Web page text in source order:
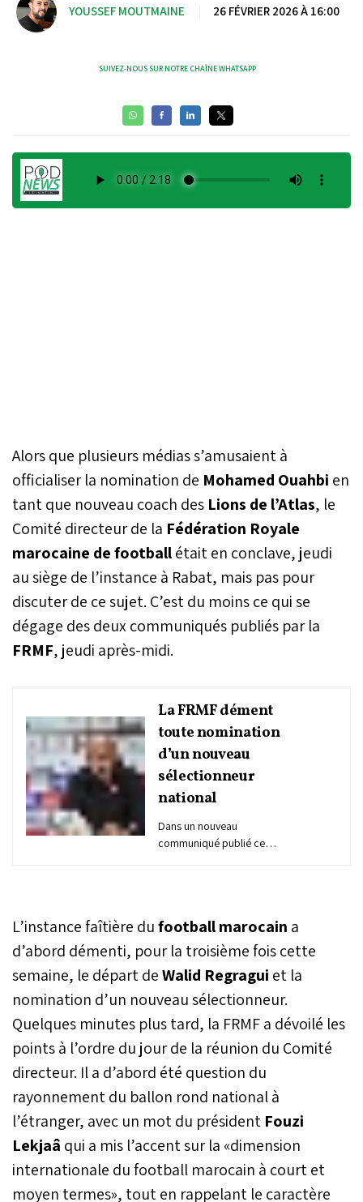
YOUSSEF MOUTMAINE 26 FÉVRIER 2026 À 16:00
SUIVEZ-NOUS SUR NOTRE CHAÎNE WHATSAPP
Alors que plusieurs médias s’amusaient à
officialiser la nomination de Mohamed Ouahbi en
tant que nouveau coach des Lions de l’Atlas, le
Comité directeur de la Fédération Royale
marocaine de footballétait en conclave, jeudi
au siège de l’instance à Rabat, mais pas pour
discuter de ce sujet. C’est du moins ce qui se
dégage des deux communiqués publiés par la
FRMF, jeudi après-midi.
La FRMF dément
toute nomination
d’un nouveau
sélectionneur
national
Dans un nouveau
communiqué publié ce
informations relayées ces
dernières heures
d’un nouveau
sélectionneur national.
L’instance faîtière dufootball marocain a
d’abord démenti, pour la troisième fois cette
semaine, le départ deWalid Regragui et la
nomination d’un nouveau sélectionneur.
Quelques minutes plus tard, la FRMF a dévoilé les
points à l’ordre du jour de la réunion du Comité
directeur. Il a d’abord été question du
rayonnement du ballon rond national à
l’étranger, avec un mot du président Fouzi
Lekjaâ qui a mis l’accent sur la «dimension
internationale du football marocain à court et
moyen termes», tout en rappelant le caractère